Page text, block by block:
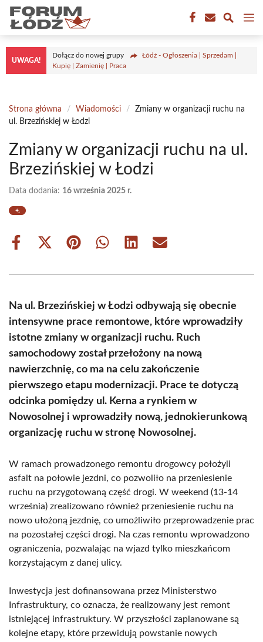
Przejdź
treści
UWAGA!
Dołącz do nowej grupy
Łódź - Ogłoszenia | Sprzedam |
Kupię | Zamienię | Praca
Strona główna / Wiadomości /
Zmiany w organizacji ruchu na
ul. Brzezińskiej w Łodzi
Zmiany w organizacji ruchu na ul.
Brzezińskiej w Łodzi
Data dodania: 16 września 2025 r.
Share
Share
(Twitter)
Share Share Share Share
Na ul. Brzezińskiej w Łodzi odbywają się obecnie
intensywne prace remontowe, które wprowadziły
istotne zmiany w organizacji ruchu. Ruch
samochodowy został przełożony na nową
nawierzchnię, co ma na celu zakończenie
pierwszego etapu modernizacji. Prace te dotyczą
odcinka pomiędzy ul. Kerna a rynkiem w
Nowosolnej i wprowadziły nową, jednokierunkową
organizację ruchu w stronę Nowosolnej.
W ramach prowadzonego remontu drogowcy położyli
asfalt na połowie jezdni, co pozwoliło na przeniesienie
ruchu na przygotowaną część drogi. W weekend (13-14
września) zrealizowano również przeniesienie ruchu na
nowo ułożoną jezdnię, co umożliwiło przeprowadzenie prac
na pozostałej części drogi. Na czas remontu wprowadzono
ograniczenia, pozwalając na wjazd tylko mieszkańcom
korzystającym z danej ulicy.
Inwestycja jest dofinansowana przez Ministerstwo
Infrastruktury, co oznacza, że realizowany jest remont
istniejącej infrastruktury. W przyszłości zaplanowane są
kolejne etapy, które przewidują powstanie nowych